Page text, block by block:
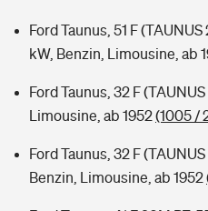
Ford Taunus, 51 F
kW, Benzin, Limousine, ab
Ford Taunus, 32 F
Limousine, ab 1952(1005 /
Ford Taunus, 32 F
Benzin, Limousine, ab 1952